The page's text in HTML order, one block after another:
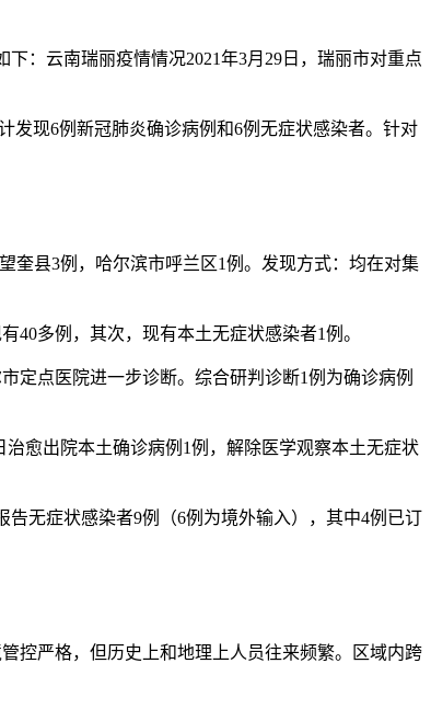
：云南瑞丽疫情情况2021年3月29日，瑞丽市对重点
发现6例新冠肺炎确诊病例和6例无症状感染者。针对
奎县3例，哈尔滨市呼兰区1例。发现方式：均在对集
40多例，其次，现有本土无症状感染者1例。
定点医院进一步诊断。综合研判诊断1例为确诊病例
愈出院本土确诊病例1例，解除医学观察本土无症状
无症状感染者9例（6例为境外输入），其中4例已订
控严格，但历史上和地理上人员往来频繁。区域内跨